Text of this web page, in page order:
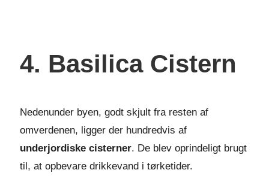
4. Basilica Cistern
Nedenunder byen, godt skjult fra resten af
omverdenen, ligger der hundredvis af
underjordiske cisterner. De blev oprindeligt brugt
til, at opbevare drikkevand i tørketider.